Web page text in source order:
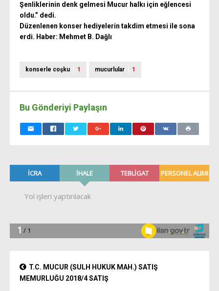
Şenliklerinin denk gelmesi Mucur halkı için eğlencesi
oldu.” dedi.
Düzenlenen konser hediyelerin takdim etmesi ile sona
erdi. Haber: Mehmet B. Dağlı
konserle coşku 1 mucurlular 1
Bu Gönderiyi Paylaşın
T.C. MUCUR (SULH HUKUK MAH.) SATIŞ
MEMURLUĞU 2018/4 SATIŞ